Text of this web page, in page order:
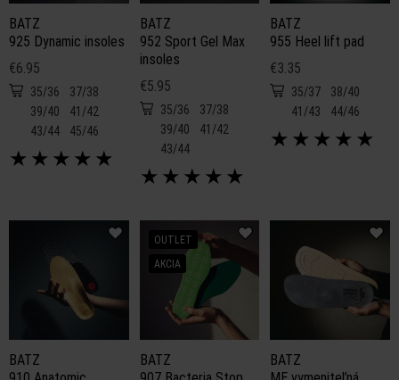
BATZ
925 Dynamic insoles
€6.95
35/36
37/38
39/40
41/42
43/44
45/46
★ ★ ★ ★ ★
BATZ
952 Sport Gel Max
insoles
€5.95
35/36
37/38
39/40
41/42
43/44
★ ★ ★ ★ ★
BATZ
955 Heel lift pad
€3.35
35/37
38/40
41/43
44/46
★ ★ ★ ★ ★
BATZ
OUTLET
AKCIA
BATZ
BATZ